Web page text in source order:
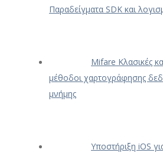
Παραδείγματα SDK και
Mifare Κλασικές
μέθοδοι χαρτογράφησης
μνήμης
Υποστήριξη iOS